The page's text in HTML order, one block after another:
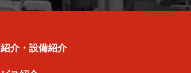
介・設備紹介